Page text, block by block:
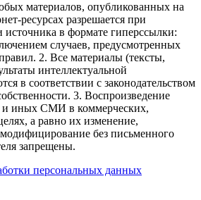
материалов, опубликованных на
ресурсах разрешается при
источника в формате гиперссылки:
случаев, предусмотренных
2. Все материалы (тексты,
интеллектуальной
в соответствии с законодательством
3. Воспроизведение
и иных СМИ в коммерческих,
а равно их изменение,
без письменного
запрещены.
персональных данных